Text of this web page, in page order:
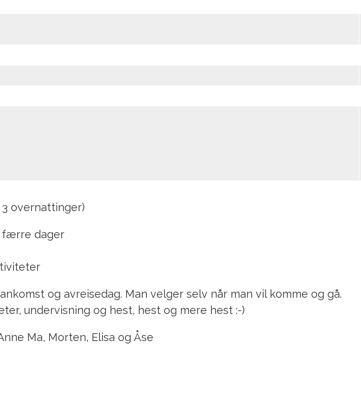
overnattinger)
færre dager
og avreisedag. Man velger selv når man vil komme og gå.
undervisning og hest, hest og mere hest :-)
Ma, Morten, Elisa og Åse